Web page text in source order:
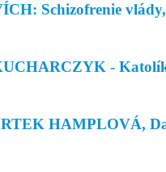
Schizofrenie
-
HAMPLOVÁ,